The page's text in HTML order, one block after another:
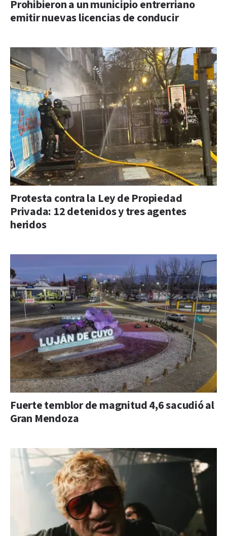
Prohibieron a un municipio entrerriano
emitir nuevas licencias de conducir
Protesta contra la Ley de Propiedad
Privada: 12 detenidos y tres agentes
heridos
Fuerte temblor de magnitud 4,6 sacudió al
Gran Mendoza